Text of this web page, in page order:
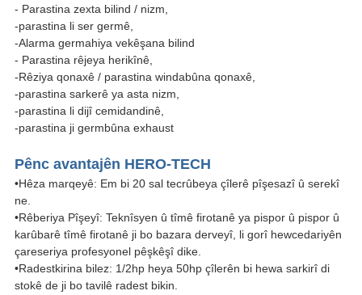
- Parastina zexta bilind / nizm,
-parastina li ser germê,
-Alarma germahiya vekêşana bilind
- Parastina rêjeya herikînê,
-Rêziya qonaxê / parastina windabûna qonaxê,
-parastina sarkerê ya asta nizm,
-parastina li dijî cemidandinê,
-parastina ji germbûna exhaust
Pênc avantajên HERO-TECH
•Hêza marqeyê: Em bi 20 sal tecrûbeya çîlerê pîşesazî û serekî
ne.
•Rêberiya Pîşeyî: Teknîsyen û tîmê firotanê ya pispor û pispor û
karûbarê tîmê firotanê ji bo bazara derveyî, li gorî hewcedariyên
çareseriya profesyonel pêşkêşî dike.
•Radestkirina bilez: 1/2hp heya 50hp çîlerên bi hewa sarkirî di
stokê de ji bo tavilê radest bikin.